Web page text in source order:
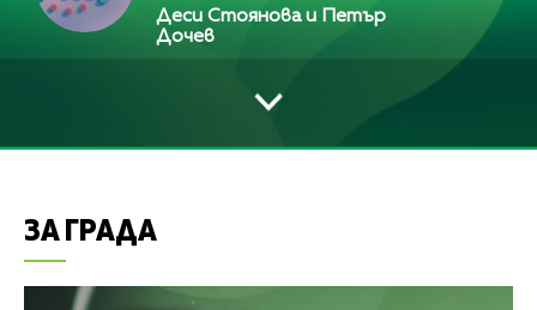
Деси Стоянова и Петър
Дочев
ЗА ГРАДА